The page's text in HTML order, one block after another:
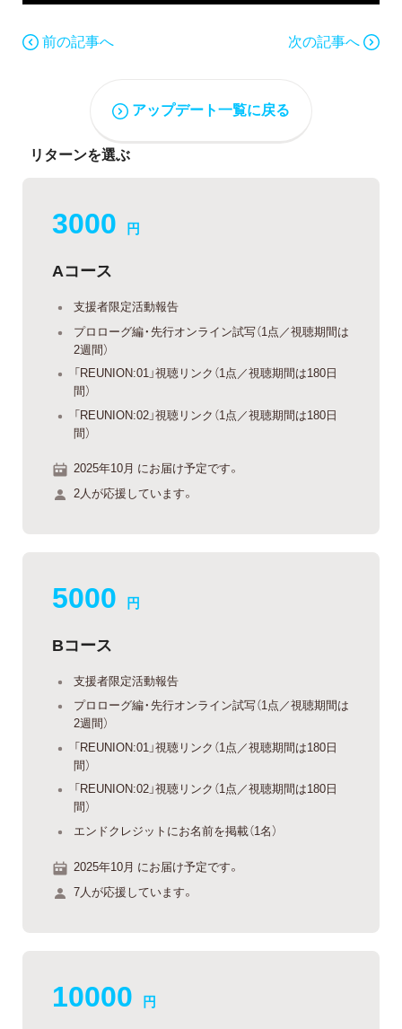
前の記事へ 次の記事へ
アップデート一覧に戻る
リターンを選ぶ
3000 円
Aコース
支援者限定活動報告
プロローグ編・先行オンライン試写（1点／視聴期間は
2週間）
「REUNION:01」視聴リンク（1点／視聴期間は180日
間）
「REUNION:02」視聴リンク（1点／視聴期間は180日
間）
2025年10月 にお届け予定です。
2人が応援しています。
5000 円
Bコース
支援者限定活動報告
プロローグ編・先行オンライン試写（1点／視聴期間は
2週間）
「REUNION:01」視聴リンク（1点／視聴期間は180日
間）
「REUNION:02」視聴リンク（1点／視聴期間は180日
間）
エンドクレジットにお名前を掲載（1名）
2025年10月 にお届け予定です。
7人が応援しています。
10000 円